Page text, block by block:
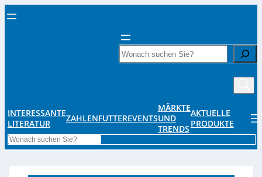
Search
INTERESSANTE
LITERATUR
ZAHLENFUTTEREVENTS
MÄRKTE
UND
TRENDS
AKTUELLE
PRODUKTE
Search